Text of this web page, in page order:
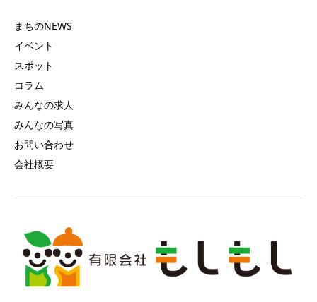
まちのNEWS
イベント
スポット
コラム
みんなの求人
みんなの写真
お問い合わせ
会社概要